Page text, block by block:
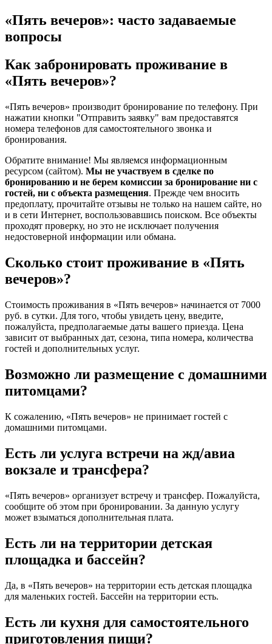
«Пять вечеров»: часто задаваемые
вопросы
Как забронировать проживание в
«Пять вечеров»?
«Пять вечеров» производит бронирование по телефону. При
нажатии кнопки "Отправить заявку" вам предоставятся
номера телефонов для самостоятельного звонка и
бронирования.
Обратите внимание! Мы являемся информационным
ресурсом (сайтом). Мы не участвуем в сделке по
бронированию и не берем комиссии за бронирование ни с
гостей, ни с объекта размещения. Прежде чем вносить
предоплату, прочитайте отзывы не только на нашем сайте, но
и в сети Интернет, воспользовавшись поиском. Все объекты
проходят проверку, но это не исключает получения
недостоверной информации или обмана.
Сколько стоит проживание в «Пять
вечеров»?
Стоимость проживания в «Пять вечеров» начинается от 7000
руб. в сутки. Для того, чтобы увидеть цену, введите,
пожалуйста, предполагаемые даты вашего приезда. Цена
зависит от выбранных дат, сезона, типа номера, количества
гостей и дополнительных услуг.
Возможно ли размещение с домашними
питомцами?
К сожалению, «Пять вечеров» не принимает гостей с
домашними питомцами.
Есть ли услуга встречи на жд/авиа
вокзале и трансфера?
«Пять вечеров» организует встречу и трансфер. Пожалуйста,
сообщите об этом при бронировании. За данную услугу
может взыматься дополнительная плата.
Есть ли на территории детская
площадка и бассейн?
Да, в «Пять вечеров» на территории есть детская площадка
для маленьких гостей. Бассейн на территории есть.
Есть ли кухня для самостоятельного
приготовления пищи?